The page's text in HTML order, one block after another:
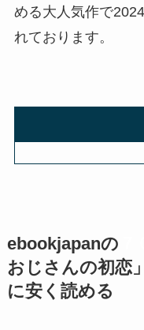
める大人気作で
れております。
ebookjapanの
おじさんの初恋
に安く読める